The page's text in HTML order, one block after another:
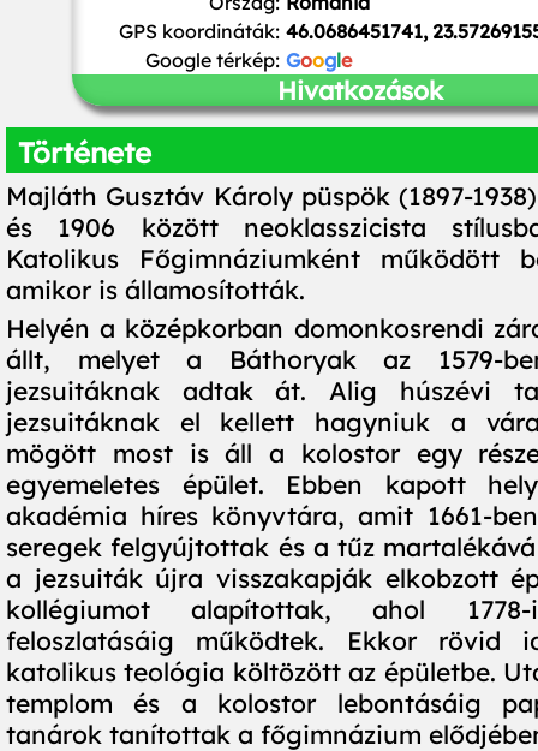
GPS koordináták: 46.0686451741,
Google térkép: Google
Hivatkozások
Története
Majláth Gusztáv Károly püspök (1897-
és 1906 között neoklasszicista
Katolikus Főgimnáziumként működött
amikor is államosították.
Helyén a középkorban domonkosrendi
állt, melyet a Báthoryak az 1579-
jezsuitáknak adtak át. Alig húszévi
jezsuitáknak el kellett hagyniuk a
mögött most is áll a kolostor egy
egyemeletes épület. Ebben kapott
akadémia híres könyvtára, amit 1661-
seregek felgyújtottak és a tűz
a jezsuiták újra visszakapják elkobzott
kollégiumot alapítottak, ahol
feloszlatásáig működtek. Ekkor rövid
katolikus teológia költözött az épületbe.
templom és a kolostor lebontásáig
tanárok tanítottak a főgimnázium